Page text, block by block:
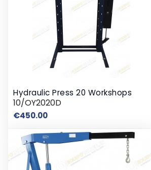
Hydraulic Press 20 Workshops
10/OY2020D
€450.00Price